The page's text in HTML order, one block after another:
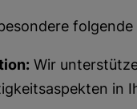
folgende
Wir
in